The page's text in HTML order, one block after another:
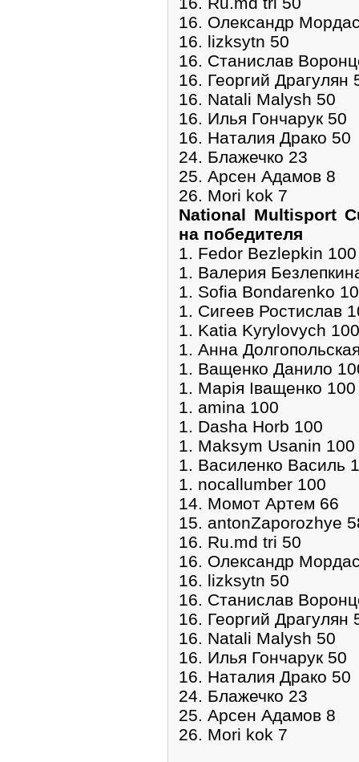
16. Олександр
16. lizksytn 50
16. Станислав
16. Георгий Драгулян
16. Natali Malysh 50
16. Илья Гончарук 50
16. Наталия Драко 50
24. Блажечко 23
25. Арсен Адамов 8
26. Mori kok 7
National Multisport
на победителя
1. Fedor Bezlepkin 100
1. Валерия
1. Sofia Bondarenko
1. Сигеев Ростислав
1. Katia Kyrylovych 100
1. Анна
1. Ващенко Данило
1. Марія Іващенко 100
1. amina 100
1. Dasha Horb 100
1. Maksym Usanin 100
1. Василенко Василь
1. nocallumber 100
14. Момот Артем 66
15. antonZaporozhye
16. Ru.md tri 50
16. Олександр
16. lizksytn 50
16. Станислав
16. Георгий Драгулян
16. Natali Malysh 50
16. Илья Гончарук 50
16. Наталия Драко 50
24. Блажечко 23
25. Арсен Адамов 8
26. Mori kok 7